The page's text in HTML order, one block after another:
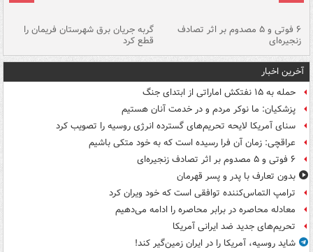
۶ فوتی و ۵ مصدوم بر اثر تصادف
زنجیره‌ای
گربه جریان برق شهرستان فریمان را
قطع کرد
آخرین اخبار
حمله به ۱۵ نفتکش‌ اماراتی از ابتدای جنگ
پزشکیان: ما نوکر مردم و در خدمت آنان هستیم
سنای آمریکا لایحه تحریم‌های گسترده انرژی روسیه را تصویب کرد
عراقچی: زمان آن فرا رسیده است که به خود متکی باشیم
۶ فوتی و ۵ مصدوم بر اثر تصادف زنجیره‌ای
بدون تعارف با پدر و پسر قهرمان
ترامپ التماس‌کننده توافقی است که خود ویران کرد
معادله محاصره در برابر محاصره را ادامه می‌دهیم
تحریم‌های جدید ضد ایرانی آمریکا
شاید روسیه، آمریکا را در ایران زمین‌گیر کند!